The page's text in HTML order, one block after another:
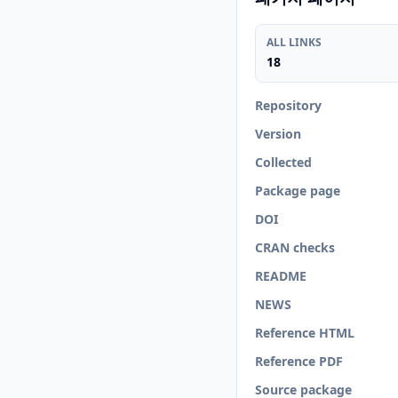
ALL LINKS
18
Repository
Version
Collected
Package page
DOI
CRAN checks
README
NEWS
Reference HTML
Reference PDF
Source package